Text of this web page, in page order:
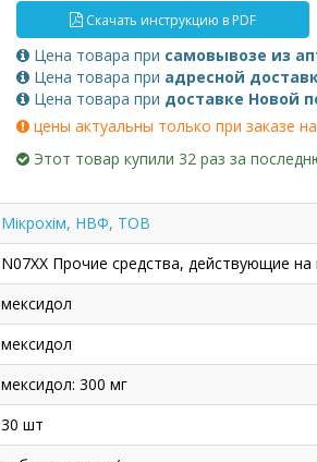
Скачать инструкцию в PDF
Цена товара при самовывозе из
Цена товара при адресной
Цена товара при доставке Новой
цены актуальны только при заказе
Этот товар купили 32 раз за
Мікрохім, НВФ, ТОВ
N07XX Прочие средства, действующие
мексидол
мексидол
мексидол: 300 мг
30 шт